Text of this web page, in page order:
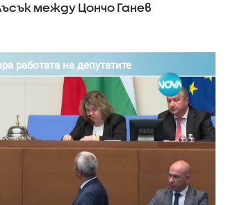
между Цончо Ганев